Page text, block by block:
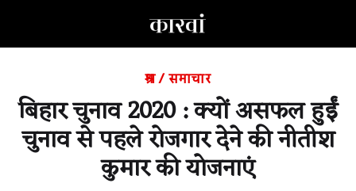
श्रम/समाचार
बिहार चुनाव 2020 : क्यों असफल हुईं
चुनाव से पहले रोजगार देने की नीतीश
कुमार की योजनाएं